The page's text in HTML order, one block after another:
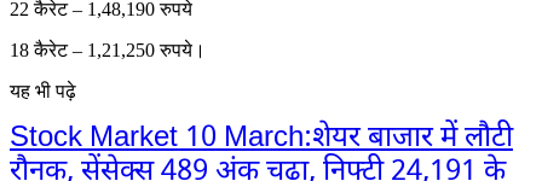
22 कैरेट – 1,48,190 रुपये
18 कैरेट – 1,21,250 रुपये।
यह भी पढ़े
Stock Market 10 March:शेयर बाजार में लौटी
रौनक, सेंसेक्स 489 अंक चढ़ा, निफ्टी 24,191 के